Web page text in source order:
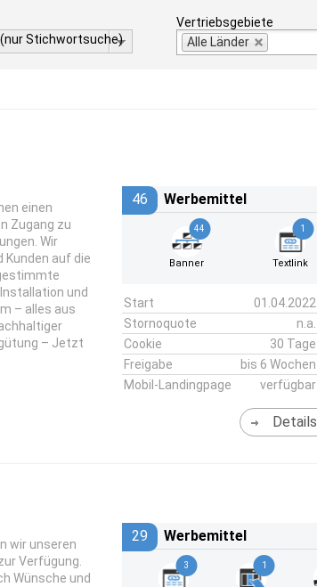
Stichwortsuche)
Vertriebsgebiete
Alle Länder
einen
Zugang zu
Wir
Kunden auf die
und
– alles aus
– Jetzt
46 Werbemittel
44
Banner
1
Textlink
Start
01.04.2022
Stornoquote
n.a.
Cookie
30 Tage
Freigabe
bis 6 Wochen
Mobil-Landingpage
verfügbar
Details
wir unseren
Verfügung.
Wünsche und
29 Werbemittel
3 1